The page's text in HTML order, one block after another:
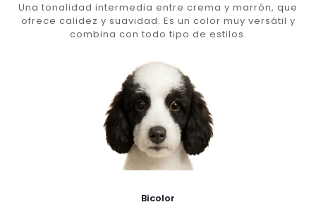
Una tonalidad intermedia entre crema y marrón, que
ofrece calidez y suavidad. Es un color muy versátil y
combina con todo tipo de estilos.
Bicolor